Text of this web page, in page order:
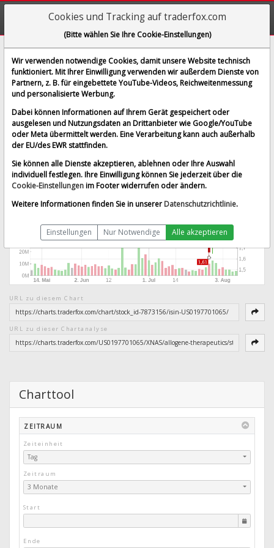
Allogene Therapeutics
[ALLO | ISIN US0197701065]
2,005 $ 1,78 %
Echtzeit-Aktienkurs vom 07.08.2026 um 20:03 Uhr
Nasdaq Splitbereinigt
URL zu diesem Chart
URL zu dieser Chartanalyse
Charttool
ZEITRAUM
Zeiteinheit
Tag
Zeitraum
3 Monate
Start
Ende
Cookies und Tracking auf traderfox.com
(Bitte wählen Sie Ihre Cookie-Einstellungen)
Wir verwenden notwendige Cookies, damit unsere Website technisch
funktioniert. Mit Ihrer Einwilligung verwenden wir außerdem Dienste von
Partnern, z. B. für eingebettete YouTube-Videos, Reichweitenmessung
und personalisierte Werbung.
Dabei können Informationen auf Ihrem Gerät gespeichert oder
ausgelesen und Nutzungsdaten an Drittanbieter wie Google/YouTube
oder Meta übermittelt werden. Eine Verarbeitung kann auch außerhalb
der EU/des EWR stattfinden.
Sie können alle Dienste akzeptieren, ablehnen oder Ihre Auswahl
individuell festlegen. Ihre Einwilligung können Sie jederzeit über die
Cookie-Einstellungenim Footer widerrufen oder ändern.
Weitere Informationen finden Sie in unserer Datenschutzrichtlinie.
Einstellungen Nur Notwendige Alle akzeptieren